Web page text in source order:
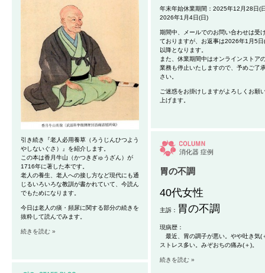
年末年始休業期間：2025年12月28日(
2026年1月4日(日)
期間中、メールでのお問い合わせは受
ておりますが、お返事は2026年1月5日
以降となります。
また、休業期間中はオンラインストア
業務も停止いたしますので、予めご了
さい。
ご迷惑をお掛けしますがよろしくお願
上げます。
引き続き『老人必用養草（ろうじんひつよう
やしないぐさ）』を紹介します。
この本は香月牛山（かつきぎゅうざん）が
1716年に著した本です。
老人の養生、老人への接し方など現代にも通
じるいろいろな教訓が書かれていて、今読ん
でもためになります。
今日は老人の痰・頻尿に関する部分の続きを
抜粋して読んでみます。
続きを読む »
消化器 症例
胃の不調
40代女性
主訴： 胃の不調
現病歴：
最近、胃の調子が悪い。やや吐き気(
ストレス多い。みぞおちの痛み(＋)。
続きを読む »